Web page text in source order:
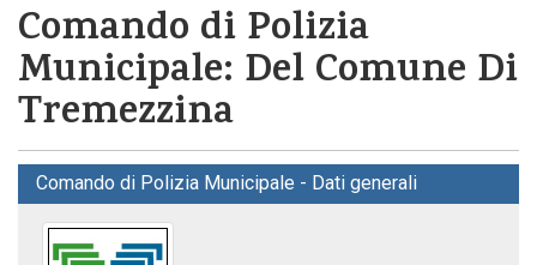
Comando di Polizia
Municipale: Del Comune Di
Tremezzina
Comando di Polizia Municipale - Dati generali